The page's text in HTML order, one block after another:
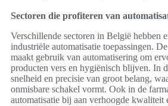
Sectoren die profiteren van
Verschillende sectoren in België hebben
industriële automatisatie toepassingen.
maakt gebruik van automatisering om
producten vers en hygiënisch blijven. In
snelheid en precisie van groot belang,
onmisbare schakel vormt. Ook in de
automatisatie bij aan verhoogde kwaliteit